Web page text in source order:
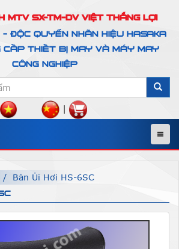
MTV SX-TM-DV VIỆT THẮNG LỢI
- ĐỘC QUYỀN NHÃN HIỆU HASAKA
CẤP THIẾT BỊ MAY VÀ MÁY MAY
CÔNG NGHIỆP
|
Menu
Bàn Ủi Hơi HS-6SC